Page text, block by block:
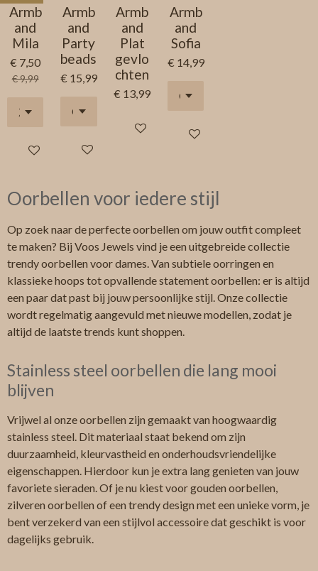
Armb
and
Mila
€ 7,50
€ 9,99
In winkelwagen
Armb
and
Party
beads
€ 15,99
Houd mij op de hoogte
Armb
and
Plat
gevlo
chten
€ 13,99
In winkelwagen
Armb
and
Sofia
€ 14,99
In winkelwagen
Oorbellen voor iedere stijl
Op zoek naar de perfecte oorbellen om jouw outfit compleet
te maken? Bij Voos Jewels vind je een uitgebreide collectie
trendy oorbellen voor dames. Van subtiele oorringen en
klassieke hoops tot opvallende statement oorbellen: er is altijd
een paar dat past bij jouw persoonlijke stijl. Onze collectie
wordt regelmatig aangevuld met nieuwe modellen, zodat je
altijd de laatste trends kunt shoppen.
Stainless steel oorbellen die lang mooi
blijven
Vrijwel al onze oorbellen zijn gemaakt van hoogwaardig
stainless steel. Dit materiaal staat bekend om zijn
duurzaamheid, kleurvastheid en onderhoudsvriendelijke
eigenschappen. Hierdoor kun je extra lang genieten van jouw
favoriete sieraden. Of je nu kiest voor gouden oorbellen,
zilveren oorbellen of een trendy design met een unieke vorm, je
bent verzekerd van een stijlvol accessoire dat geschikt is voor
dagelijks gebruik.